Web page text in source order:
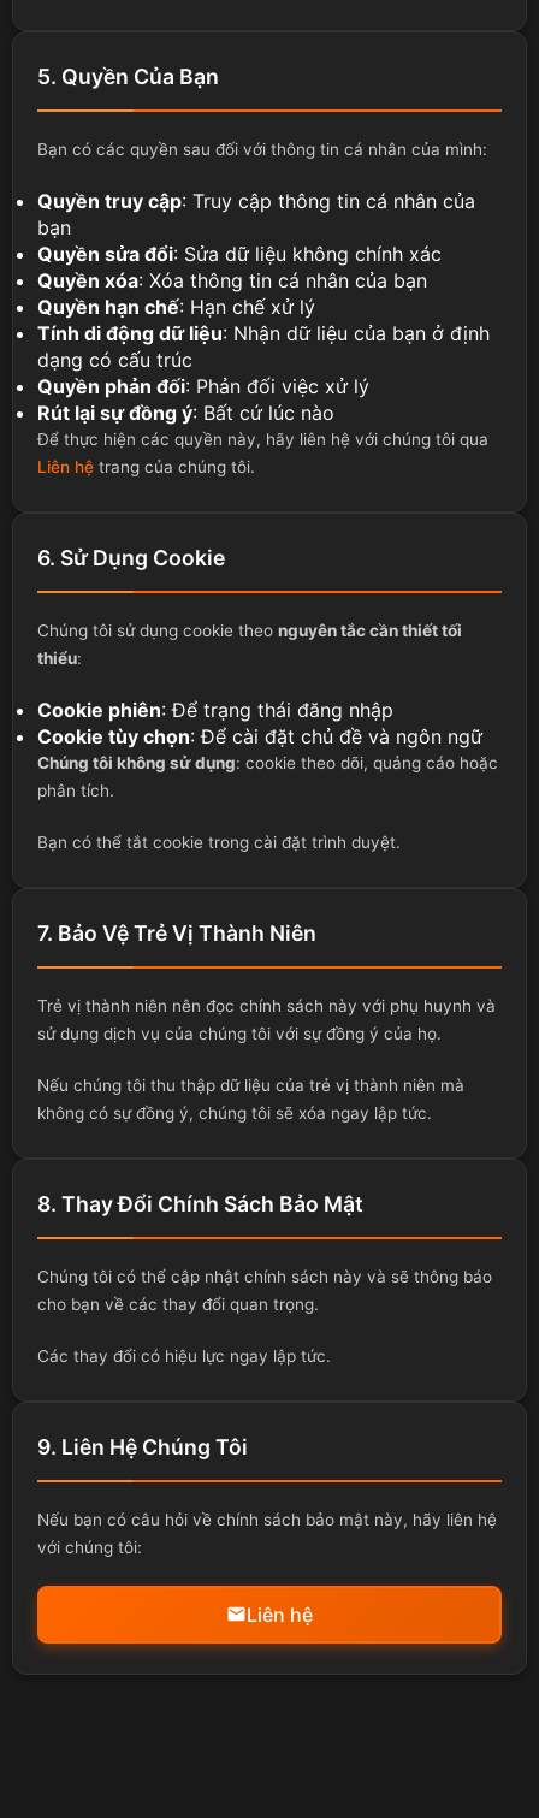
5. Quyền Của Bạn
Bạn có các quyền sau đối với thông tin cá nhân của mình:
Quyền truy cập: Truy cập thông tin cá nhân của
bạn
Quyền sửa đổi: Sửa dữ liệu không chính xác
Quyền xóa: Xóa thông tin cá nhân của bạn
Quyền hạn chế: Hạn chế xử lý
Tính di động dữ liệu: Nhận dữ liệu của bạn ở định
dạng có cấu trúc
Quyền phản đối: Phản đối việc xử lý
Rút lại sự đồng ý: Bất cứ lúc nào
Để thực hiện các quyền này, hãy liên hệ với chúng tôi qua
Liên hệ trang của chúng tôi.
6. Sử Dụng Cookie
Chúng tôi sử dụng cookie theo nguyên tắc cần thiết tối
thiểu:
Cookie phiên: Để trạng thái đăng nhập
Cookie tùy chọn: Để cài đặt chủ đề và ngôn ngữ
Chúng tôi không sử dụng: cookie theo dõi, quảng cáo hoặc
phân tích.
Bạn có thể tắt cookie trong cài đặt trình duyệt.
7. Bảo Vệ Trẻ Vị Thành Niên
Trẻ vị thành niên nên đọc chính sách này với phụ huynh và
sử dụng dịch vụ của chúng tôi với sự đồng ý của họ.
Nếu chúng tôi thu thập dữ liệu của trẻ vị thành niên mà
không có sự đồng ý, chúng tôi sẽ xóa ngay lập tức.
8. Thay Đổi Chính Sách Bảo Mật
Chúng tôi có thể cập nhật chính sách này và sẽ thông báo
cho bạn về các thay đổi quan trọng.
Các thay đổi có hiệu lực ngay lập tức.
9. Liên Hệ Chúng Tôi
Nếu bạn có câu hỏi về chính sách bảo mật này, hãy liên hệ
với chúng tôi:
Liên hệ